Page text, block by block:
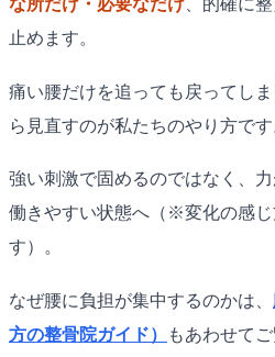
な所だけ・必要なだけ 、的確に
止めます。
痛い腰だけを追っても戻ってし
ら見直すのが私たちのやり方です
強い刺激で固めるのではなく、
働きやすい状態へ（※変化の感じ
す）。
なぜ腰に負担が集中するのかは、
方の整骨院ガイド）
もあわせてご